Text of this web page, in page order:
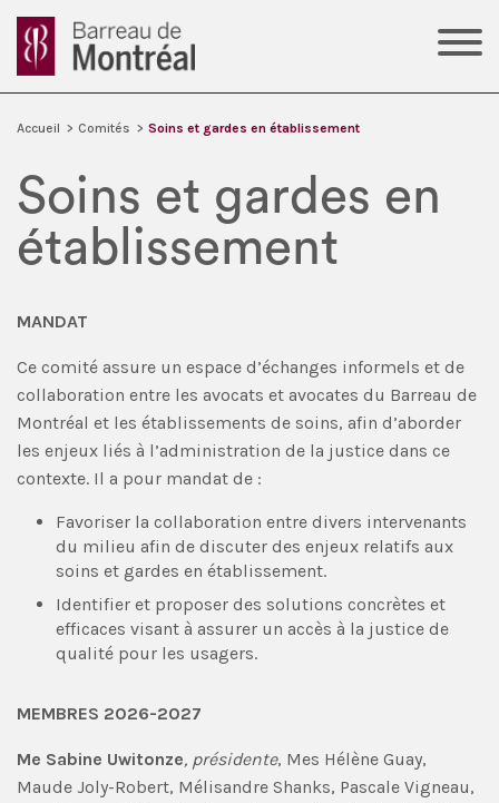
Accueil > Comités > Soins et gardes en établissement
Soins et gardes en
établissement
MANDAT
Ce comité assure un espace d’échanges informels et de
collaboration entre les avocats et avocates du Barreau de
Montréal et les établissements de soins, afin d’aborder
les enjeux liés à l’administration de la justice dans ce
contexte. Il a pour mandat de :
Favoriser la collaboration entre divers intervenants
du milieu afin de discuter des enjeux relatifs aux
soins et gardes en établissement.
Identifier et proposer des solutions concrètes et
efficaces visant à assurer un accès à la justice de
qualité pour les usagers.
MEMBRES 2026-2027
Me Sabine Uwitonze, présidente, Mes Hélène Guay,
Maude Joly-Robert, Mélisandre Shanks, Pascale Vigneau,